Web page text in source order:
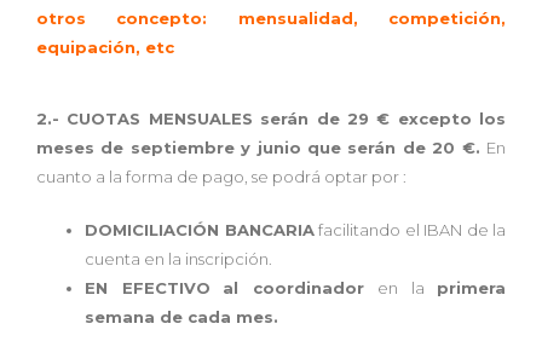
otros concepto: mensualidad, competición,
equipación, etc
2.- CUOTAS MENSUALES serán de 29 € excepto los
meses de septiembre y junio que serán de 20 €. En
cuanto a la forma de pago, se podrá optar por :
DOMICILIACIÓN BANCARIAfacilitando el IBAN de la
cuenta en la inscripción.
EN EFECTIVO
al coordinador en la primera
semana de cada mes.